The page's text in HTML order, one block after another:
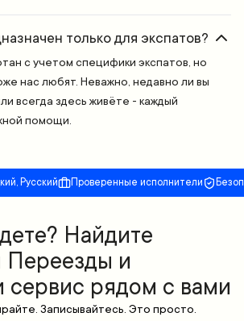
только для экспатов?
с учетом специфики экспатов, но
нас любят. Неважно, недавно ли вы
всегда здесь живёте - каждый
помощи.
Русский Проверенные исполнители
Найдите
Переезды и
сервис рядом с вами
Записывайтесь. Это просто.